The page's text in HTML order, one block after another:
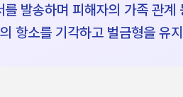
발송하며 피해자의 가족 관
항소를 기각하고 벌금형을 유